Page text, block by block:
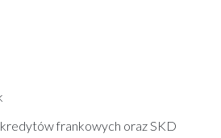
frankowych oraz SKD